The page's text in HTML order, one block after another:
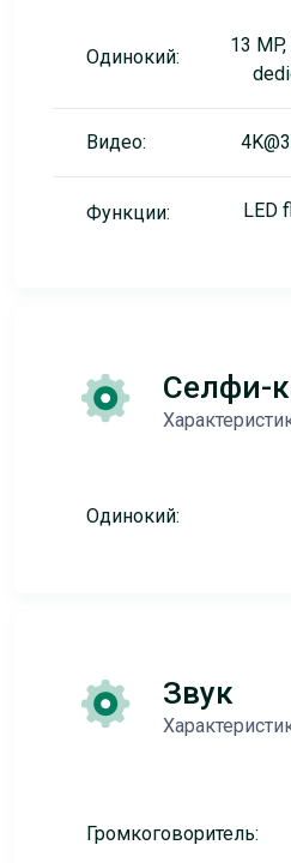
Одинокий:
13
Видео:
Функции: LED
Селфи-
Одинокий:
Звук
Громкоговоритель: